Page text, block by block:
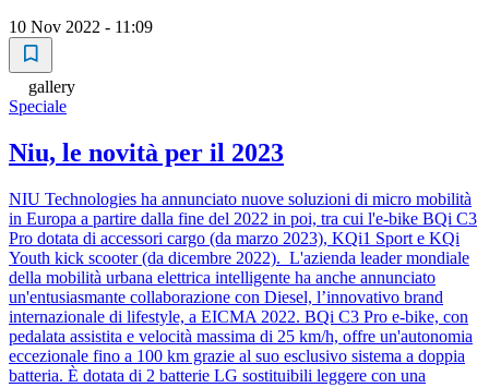
10 Nov 2022 - 11:09
gallery
Speciale
Niu, le novità per il 2023
NIU Technologies ha annunciato nuove soluzioni di micro mobilità
in Europa a partire dalla fine del 2022 in poi, tra cui l'e-bike BQi C3
Pro dotata di accessori cargo (da marzo 2023), KQi1 Sport e KQi
Youth kick scooter (da dicembre 2022). L'azienda leader mondiale
della mobilità urbana elettrica intelligente ha anche annunciato
un'entusiasmante collaborazione con Diesel, l’innovativo brand
internazionale di lifestyle, a EICMA 2022. BQi C3 Pro e-bike, con
pedalata assistita e velocità massima di 25 km/h, offre un'autonomia
eccezionale fino a 100 km grazie al suo esclusivo sistema a doppia
batteria. È dotata di 2 batterie LG sostituibili leggere con una